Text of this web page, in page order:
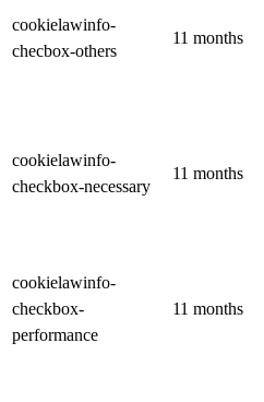
cookielawinfo-
checbox-others
11 months
cookielawinfo-
checkbox-necessary
11 months
cookielawinfo-
checkbox-
performance
11 months